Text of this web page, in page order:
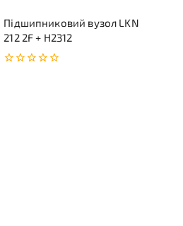
Підшипниковий вузол LKN
212 2F + H2312